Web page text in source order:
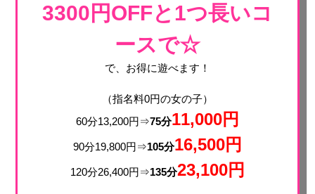
3300円OFFと1つ長いコ
ースで☆
で、お得に遊べます！
（指名料0円の女の子）
60分13,200円⇒75分11,000円
90分19,800円⇒105分16,500円
120分26,400円⇒135分23,100円